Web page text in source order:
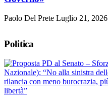
Paolo Del Prete Luglio 21, 2026
Politica